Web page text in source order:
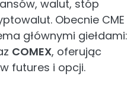
walut, stóp
Obecnie CME
głównymi giełdami:
COMEX, oferując
futures i opcji.